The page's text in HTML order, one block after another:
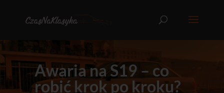
Awaria na S19 – co
robić krok po kroku?